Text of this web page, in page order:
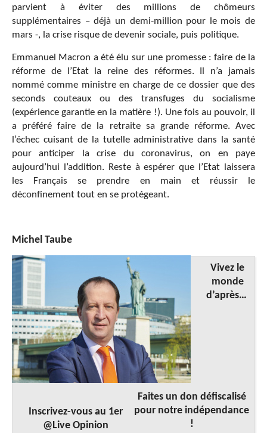
parvient à éviter des millions de chômeurs
supplémentaires – déjà un demi-million pour le mois de
mars -, la crise risque de devenir sociale, puis politique.
Emmanuel Macron a été élu sur une promesse : faire de la
réforme de l’Etat la reine des réformes. Il n’a jamais
nommé comme ministre en charge de ce dossier que des
seconds couteaux ou des transfuges du socialisme
(expérience garantie en la matière !). Une fois au pouvoir, il
a préféré faire de la retraite sa grande réforme. Avec
l’échec cuisant de la tutelle administrative dans la santé
pour anticiper la crise du coronavirus, on en paye
aujourd’hui l’addition. Reste à espérer que l’Etat laissera
les Français se prendre en main et réussir le
déconfinement tout en se protégeant.
Michel Taube
Vivez le
monde
d’après…
Inscrivez-vous au 1er
@Live Opinion
Faites un don défiscalisé
pour notre indépendance
!